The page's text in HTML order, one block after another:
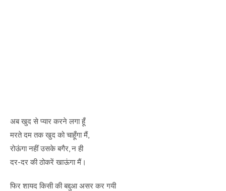
अब खुद से प्यार करने लगा हूँ
मरते दम तक खुद को चाहूँगा मैं,
रोऊंगा नहीं उसके बगैर, न ही
दर-दर की ठोकरें खाऊंगा मैं।
फिर शायद किसी की बद्दुआ असर कर गयी